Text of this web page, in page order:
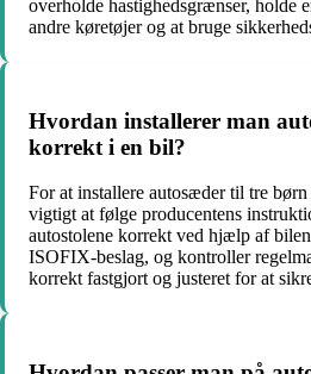
overholde hastighedsgrænser, holde
andre køretøjer og at bruge
Hvordan installerer man
korrekt i en bil?
For at installere autosæder til tre
vigtigt at følge producentens
autostolene korrekt ved hjælp af
ISOFIX-beslag, og kontroller
korrekt fastgjort og justeret for at